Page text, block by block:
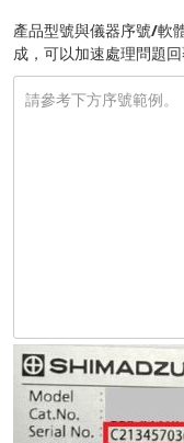
產品型號與儀器序號/軟
成，可以加速處理問題